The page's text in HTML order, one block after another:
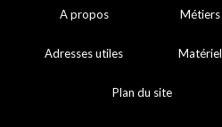
A propos Métiers
Adresses utiles Matériel
Plan du site